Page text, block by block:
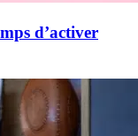
d’activer